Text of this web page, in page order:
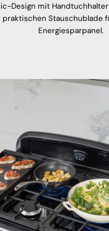
Design mit
praktischen Stauschublade
Energiesparpanel.